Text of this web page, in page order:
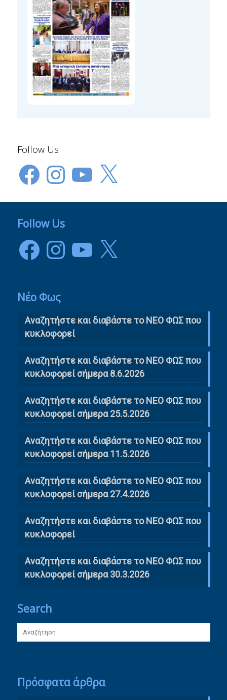
Follow Us
FacebookInstagramYouTube
X
Follow Us
FacebookInstagramYouTube
X
Νέο Φως
Αναζητήστε και διαβάστε το NΕΟ ΦΩΣ που
κυκλοφορεί
Αναζητήστε και διαβάστε το ΝΕΟ ΦΩΣ που
κυκλοφορεί σήμερα 8.6.2026
Αναζητήστε και διαβάστε το ΝΕΟ ΦΩΣ που
κυκλοφορεί σήμερα 25.5.2026
Αναζητήστε και διαβάστε το ΝΕΟ ΦΩΣ που
κυκλοφορεί σήμερα 11.5.2026
Αναζητήστε και διαβάστε το ΝΕΟ ΦΩΣ που
κυκλοφορεί σήμερα 27.4.2026
Αναζητήστε και διαβάστε το ΝΕΟ ΦΩΣ που
κυκλοφορεί
Αναζητήστε και διαβάστε το ΝΕΟ ΦΩΣ που
κυκλοφορεί σήμερα 30.3.2026
Search
Πρόσφατα άρθρα